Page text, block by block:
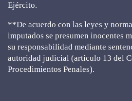
Ejército.
**De acuerdo con las leyes y
imputados se presumen inocentes
su responsabilidad mediante
autoridad judicial (artículo 13 del
Procedimientos Penales).